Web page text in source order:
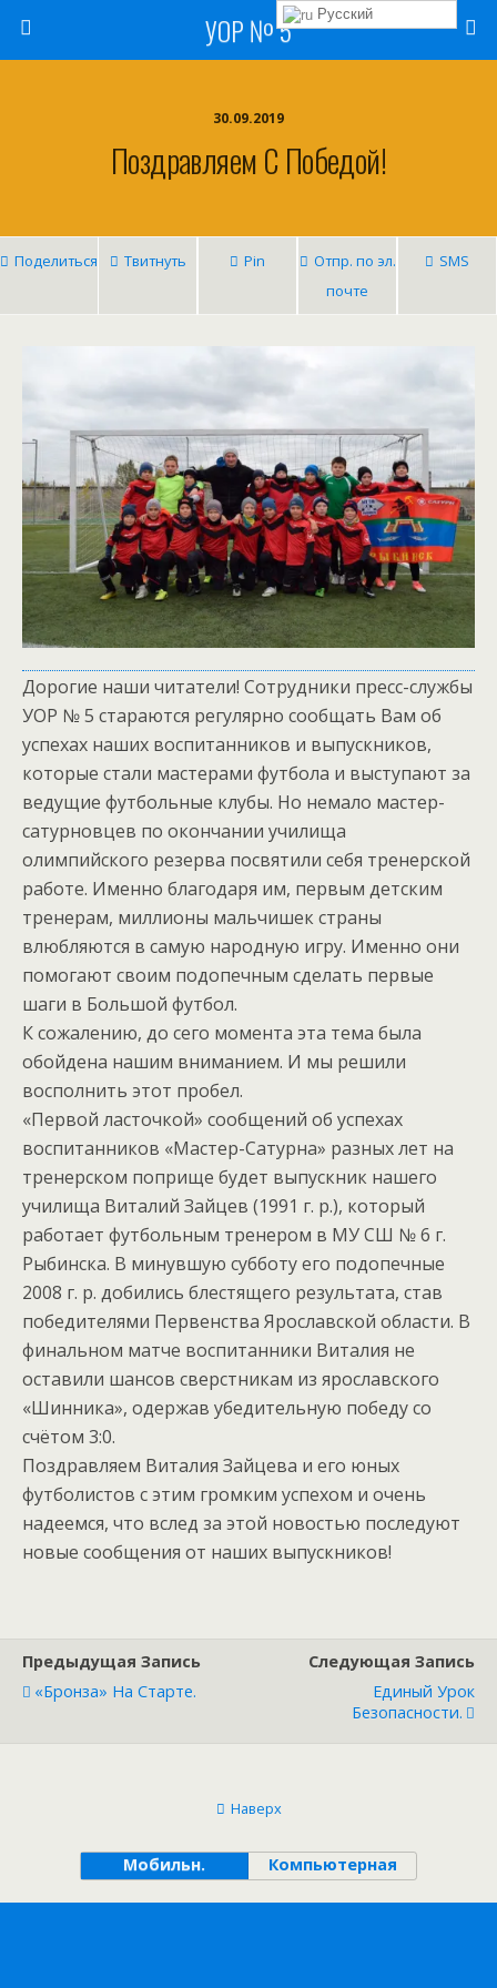
УОР № 5
30.09.2019
Поздравляем С Победой!
Поделиться Твитнуть Pin
Отпр. по эл.
почте
SMS
Дорогие наши читатели! Сотрудники пресс-службы
УОР № 5 стараются регулярно сообщать Вам об
успехах наших воспитанников и выпускников,
которые стали мастерами футбола и выступают за
ведущие футбольные клубы. Но немало мастер-
сатурновцев по окончании училища
олимпийского резерва посвятили себя тренерской
работе. Именно благодаря им, первым детским
тренерам, миллионы мальчишек страны
влюбляются в самую народную игру. Именно они
помогают своим подопечным сделать первые
шаги в Большой футбол.
К сожалению, до сего момента эта тема была
обойдена нашим вниманием. И мы решили
восполнить этот пробел.
«Первой ласточкой» сообщений об успехах
воспитанников «Мастер-Сатурна» разных лет на
тренерском поприще будет выпускник нашего
училища Виталий Зайцев (1991 г. р.), который
работает футбольным тренером в МУ СШ № 6 г.
Рыбинска. В минувшую субботу его подопечные
2008 г. р. добились блестящего результата, став
победителями Первенства Ярославской области. В
финальном матче воспитанники Виталия не
оставили шансов сверстникам из ярославского
«Шинника», одержав убедительную победу со
счётом 3:0.
Поздравляем Виталия Зайцева и его юных
футболистов с этим громким успехом и очень
надеемся, что вслед за этой новостью последуют
новые сообщения от наших выпускников!
Предыдущая Запись
«Бронза» На Старте.
Следующая Запись
Единый Урок
Безопасности.
Русский
Наверх
Мобильн. Компьютерная